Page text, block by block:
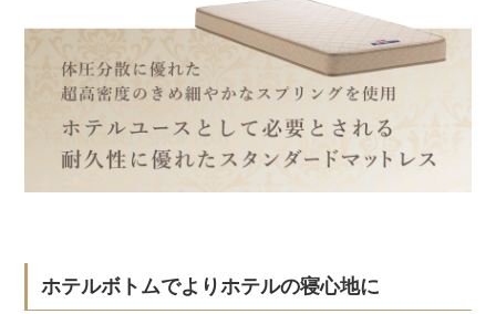
ホテルボトムでよりホテルの寝心地に